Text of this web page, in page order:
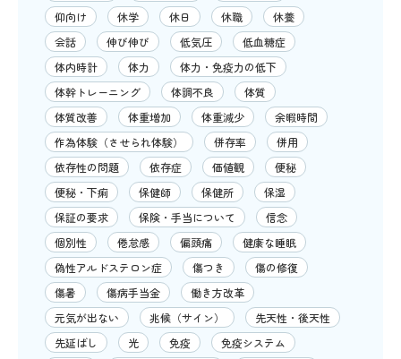
仰向け
休学 休日 休職
休養
会話
伸び伸び 低気圧
低血糖症
体内時計
体力
体力・免疫力の低下
体幹トレーニング
体調不良
体質
体質改善
体重増加 体重減少
余暇時間
作為体験（させられ体験）
併存率
併用
依存性の問題
依存症 価値観
便秘
便秘・下痢
保健師 保健所
保湿
保証の要求
保険・手当について
信念
個別性
倦怠感 偏頭痛
健康な睡眠
偽性アルドステロン症
傷つき
傷の修復
傷暑
傷病手当金
働き方改革
元気が出ない
兆候（サイン）
先天性・後天性
先延ばし
光 免疫
免疫システム